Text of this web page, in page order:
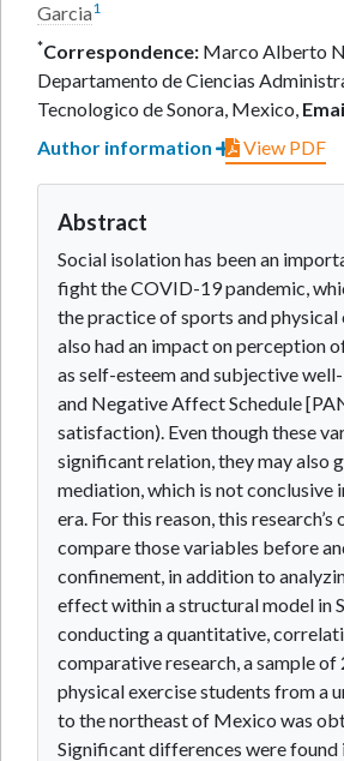
Garcia1
*Correspondence: Marco Alberto
Departamento de Ciencias
Tecnologico de Sonora, Mexico,
Author information
View PDF
Abstract
Social isolation has been an
fight the COVID-19 pandemic,
the practice of sports and physical
also had an impact on perception
as self-esteem and subjective
and Negative Affect Schedule
satisfaction). Even though these
significant relation, they may also
mediation, which is not conclusive
era. For this reason, this
compare those variables before
confinement, in addition to
effect within a structural model in
conducting a quantitative,
comparative research, a sample of
physical exercise students from a
to the northeast of Mexico was
Significant differences were found